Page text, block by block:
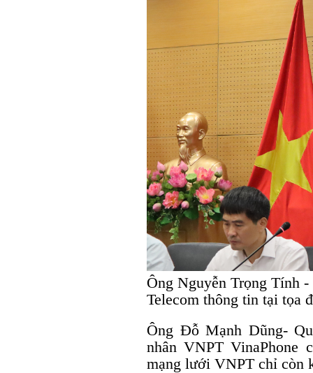
Ông Nguyễn Trọng Tính
Telecom thông tin tại tọa
Ông Đỗ Mạnh Dũng-
nhân VNPT VinaPhone
mạng lưới VNPT chỉ còn